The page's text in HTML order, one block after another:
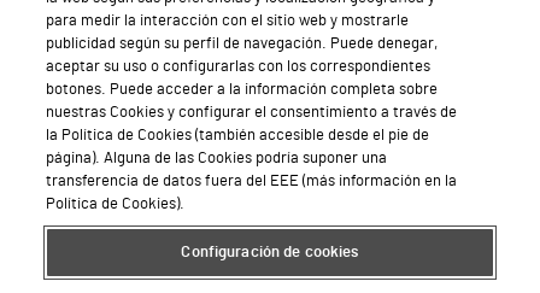
Quiénes somos
Trabajar en Vithas
Teléfono Cita Médica
Teléfono Atención al Cliente
Política de seguridad y salud en el trabajo
Conoce a Supervita
para medir la interacción con el sitio web y mostrarle
publicidad según su perfil de navegación. Puede denegar,
aceptar su uso o configurarlas con los correspondientes
botones. Puede acceder a la información completa sobre
nuestras Cookies y configurar el consentimiento a través de
la Política de Cookies (también accesible desde el pie de
página). Alguna de las Cookies podría suponer una
transferencia de datos fuera del EEE (más información en la
Política de Cookies).
Configuración de cookies